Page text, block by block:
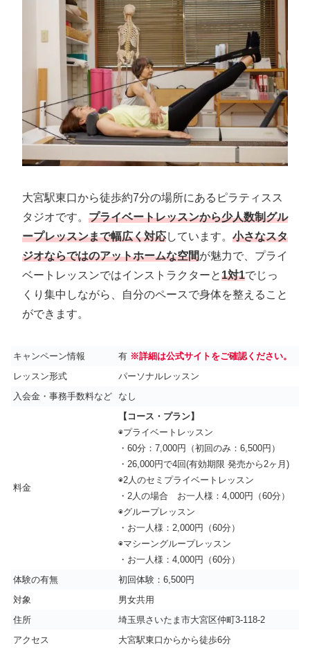
大宮駅東口から徒歩約7分の場所にあるピラティスス
タジオです。 プライベートレッスンから少人数制グル
ープレッスンまで幅広く対応しています。 小さなスタ
ジオならではのアットホームな空間が魅力で、プライ
ベートレッスンではインストラクターと1対1でじっ
くり集中しながら、自分のペースで身体を整えること
ができます。
キャンペーン情報 有 ※詳細は公式サイトをご確認ください。
レッスン形式
パーソナルレッスン
入会金・事務手数料など
なし
料金
【コース・プラン】
◉プライベートレッスン
・60分：7,000円（初回のみ：6,500円）
・26,000円で4回(有効期限 発売から2ヶ月)
◉2人のセミプライベートレッスン
・2人の場合 お一人様：4,000円（60分）
◉グループレッスン
・お一人様：2,000円（60分）
◉マシーングループレッスン
・お一人様：4,000円（60分）
体験の有無
初回体験：6,500円
対象
男女共用
住所
埼玉県さいたま市大宮区仲町3-118-2
アクセス
大宮駅東口からから徒歩6分